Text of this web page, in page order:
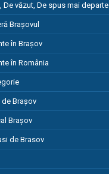
De văzut, De spus mai departe
Brașovul
în Brașov
în România
Brașov
Brașov
de Brasov